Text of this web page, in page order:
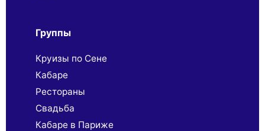
Группы
Круизы по Сене
Кабаре
Рестораны
Свадьба
Кабаре в Париже